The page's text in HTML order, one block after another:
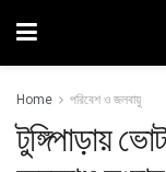
Home পরিবেশ ও জলবায়ু
টুঙ্গিপাড়ায়